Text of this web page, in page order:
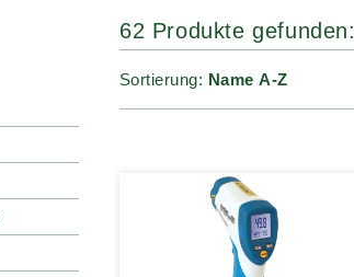
62 Produkte gefunden:
Sortierung: